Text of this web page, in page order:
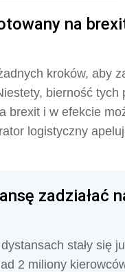
na
kroków, aby
bierność tych
brexit i w efekcie
logistyczny
zadziałać
stały się
2 miliony